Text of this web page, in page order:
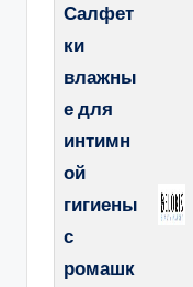
Салфет
ки
влажны
е для
интимн
ой
гигиены
с
ромашк